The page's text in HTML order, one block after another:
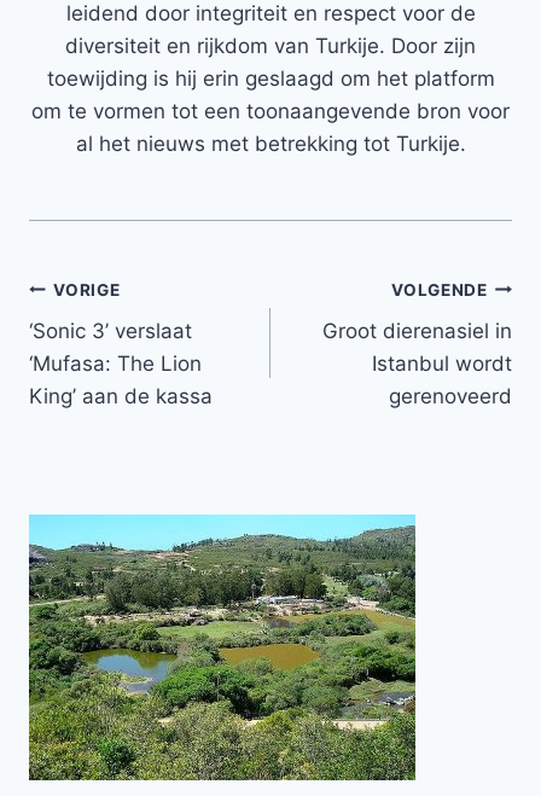
leidend door integriteit en respect voor de
diversiteit en rijkdom van Turkije. Door zijn
toewijding is hij erin geslaagd om het platform
om te vormen tot een toonaangevende bron voor
al het nieuws met betrekking tot Turkije.
Bericht
navigatie
VORIGE
‘Sonic 3’ verslaat
‘Mufasa: The Lion
King’ aan de kassa
VOLGENDE
Groot dierenasiel in
Istanbul wordt
gerenoveerd